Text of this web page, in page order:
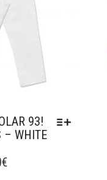
93!
– WHITE
€LE